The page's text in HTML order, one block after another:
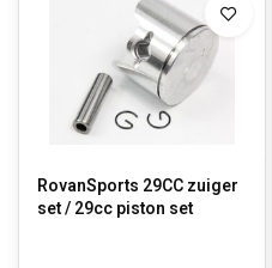
RovanSports 29CC zuiger
set / 29cc piston set